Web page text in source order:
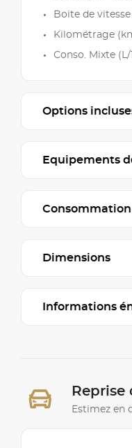
Boite de vitesse
Kilométrage
Conso. Mixte (L/
Options
Equipements
Dimensions
Informations
Estimez en